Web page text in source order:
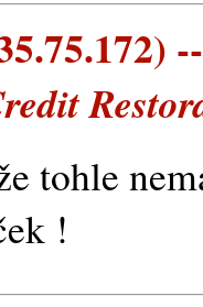
tohle
!